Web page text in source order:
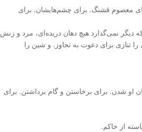
معصوم قشنگ. برای چشم‌هایشان. برای
نمی‌گذارد هیچ دهان دریده‌ای، مرد و زنش
را تنازی برای دعوت به تجاوز. و شین را
او شدن. برای برخاستن و گام برداشتن. برای
از خاکم.